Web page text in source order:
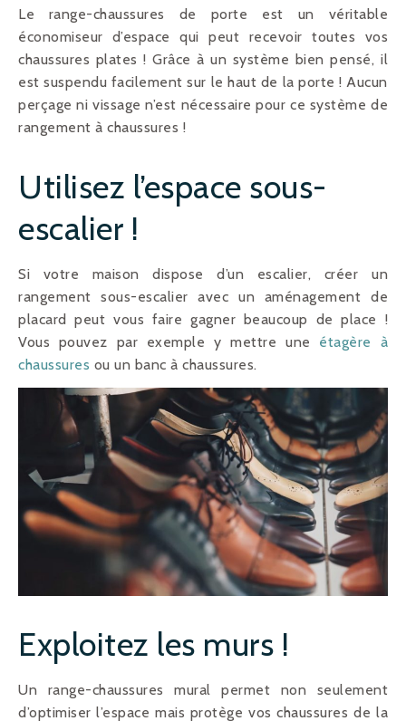
Le range-chaussures de porte est un véritable
économiseur d’espace qui peut recevoir toutes vos
chaussures plates ! Grâce à un système bien pensé, il
est suspendu facilement sur le haut de la porte ! Aucun
perçage ni vissage n’est nécessaire pour ce système de
rangement à chaussures !
Utilisez l’espace sous-
escalier !
Si votre maison dispose d’un escalier, créer un
rangement sous-escalier avec un aménagement de
placard peut vous faire gagner beaucoup de place !
Vous pouvez par exemple y mettre une étagère à
chaussures ou un banc à chaussures.
Exploitez les murs !
Un range-chaussures mural permet non seulement
d’optimiser l’espace mais protège vos chaussures de la